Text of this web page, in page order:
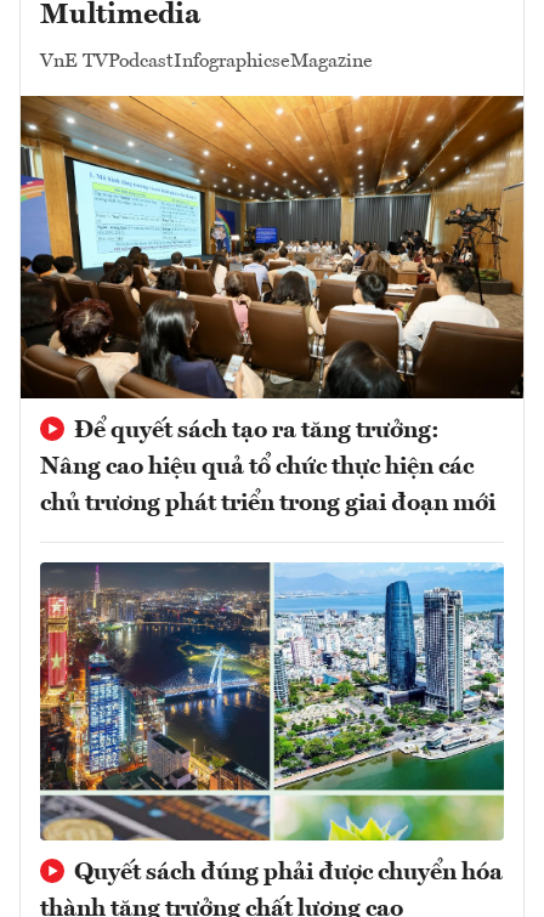
Multimedia
VnE TVPodcastInfographicseMagazine
Để quyết sách tạo ra tăng trưởng:
Nâng cao hiệu quả tổ chức thực hiện các
chủ trương phát triển trong giai đoạn mới
Quyết sách đúng phải được chuyển hóa
thành tăng trưởng chất lượng cao